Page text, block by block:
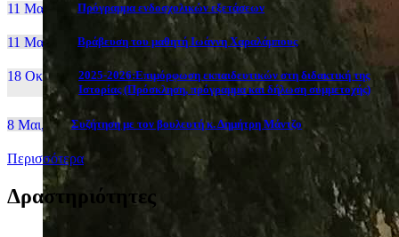
11 Μαι, 26 Πρόγραμμα ενδοσχολικών εξετάσεων
11 Μαι, 26 Βράβευση του μαθητή Ιωάννη Χαραλάμπους
18 Οκτ, 25
2025-2026:Επιμόρφωση εκπαιδευτικών στη διδακτική της
Ιστορίας (Πρόσκληση, πρόγραμμα και δήλωση συμμετοχής)
8 Μαι, 26 Συζήτηση με τον βουλευτή κ. Δημήτρη Μάντζο
Περισσότερα
Δραστηριότητες